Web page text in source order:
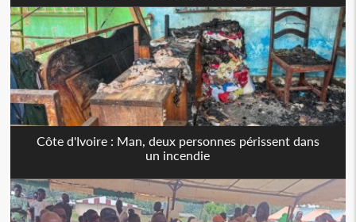
Côte d'Ivoire : Man, deux personnes périssent dans
un incendie